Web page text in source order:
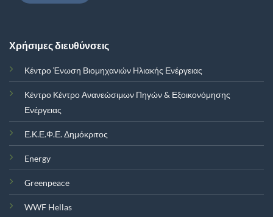
Χρήσιμες διευθύνσεις
Κέντρο Ένωση Βιομηχανιών Ηλιακής Ενέργειας
Κέντρο Κέντρο Ανανεώσιμων Πηγών & Εξοικονόμησης
Ενέργειας
Ε.Κ.Ε.Φ.Ε. Δημόκριτος
Energy
Greenpeace
WWF Hellas